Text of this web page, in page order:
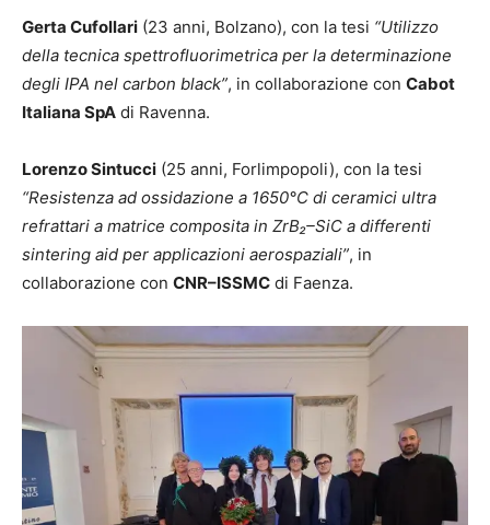
Gerta Cufollari (23 anni, Bolzano), con la tesi “Utilizzo
della tecnica spettrofluorimetrica per la determinazione
degli IPA nel carbon black”, in collaborazione con Cabot
Italiana SpA di Ravenna.
Lorenzo Sintucci (25 anni, Forlimpopoli), con la tesi
“Resistenza ad ossidazione a 1650°C di ceramici ultra
refrattari a matrice composita in ZrB₂–SiC a differenti
sintering aid per applicazioni aerospaziali”, in
collaborazione con CNR–ISSMC di Faenza.